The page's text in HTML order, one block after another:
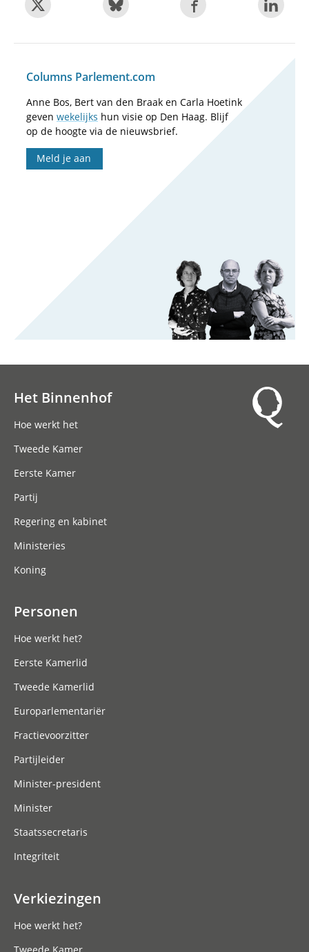
Columns Parlement.com
Anne Bos, Bert van den Braak en Carla Hoetink
geven wekelijks hun visie op Den Haag. Blijf
op de hoogte via de nieuwsbrief.
Meld je aan
Het Binnenhof
Hoe werkt het
Tweede Kamer
Eerste Kamer
Partij
Regering en kabinet
Ministeries
Koning
Personen
Hoe werkt het?
Eerste Kamerlid
Tweede Kamerlid
Europarlementariër
Fractievoorzitter
Partijleider
Minister-president
Minister
Staatssecretaris
Integriteit
Verkiezingen
Hoe werkt het?